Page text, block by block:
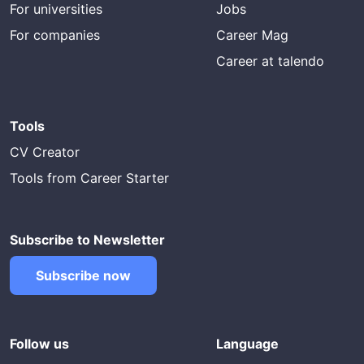
For universities
For companies
Jobs
Career Mag
Career at talendo
Tools
CV Creator
Tools from Career Starter
Subscribe to Newsletter
Subscribe now
Follow us Language